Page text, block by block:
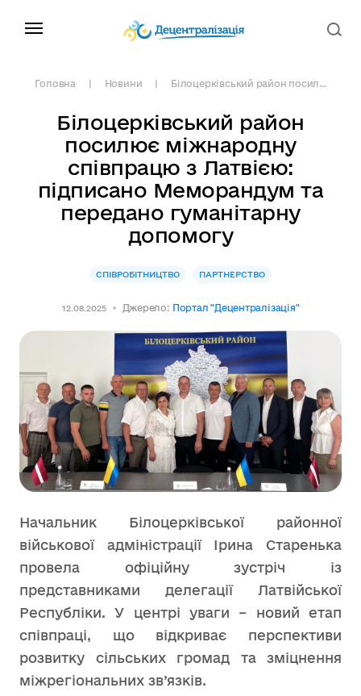
Головна Новини Білоцерківський район посил...
Білоцерківський район
посилює міжнародну
співпрацю з Латвією:
підписано Меморандум та
передано гуманітарну
допомогу
СПІВРОБІТНИЦТВО ПАРТНЕРСТВО
12.08.2025 Джерело: Портал "Децентралізація"
Начальник Білоцерківської районної
військової адміністрації Ірина Старенька
провела офіційну зустріч із
представниками делегації Латвійської
Республіки. У центрі уваги – новий етап
співпраці, що відкриває перспективи
розвитку сільських громад та зміцнення
міжрегіональних зв’язків.